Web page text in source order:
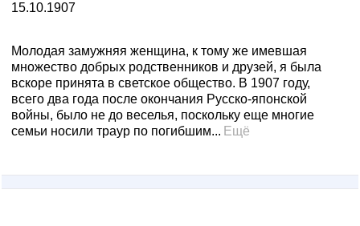
15.10.1907
Молодая замужняя женщина, к тому же имевшая
множество добрых родственников и друзей, я была
вскоре принята в светское общество. В 1907 году,
всего два года после окончания Русско-японской
войны, было не до веселья, поскольку еще многие
семьи носили траур по погибшим... Ещё